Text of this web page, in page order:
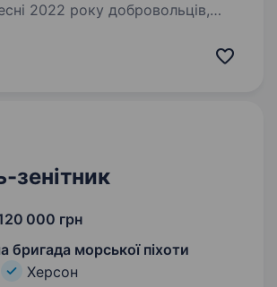
2022 року добровольців,
землю. З того часу
зенітник
000 грн
бригада морської піхоти
Херсон